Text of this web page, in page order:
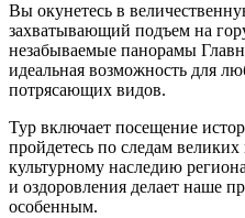
Вы окунетесь в
захватывающий подъем на
незабываемые панорамы
идеальная возможность для
потрясающих видов.
Тур включает посещение
пройдетесь по следам
культурному наследию
и оздоровления делает наше
особенным.